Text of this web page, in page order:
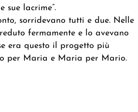
sue lacrime”.
sorridevano tutti e due. Nelle
fermamente e lo avevano
era questo il progetto più
per Maria e Maria per Mario.